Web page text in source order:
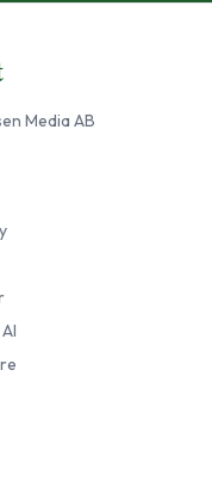
Media AB